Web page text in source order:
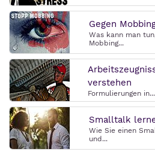
Gegen
Was kann man
Mobbing...
verstehen
Formulierungen in...
Smalltalk
Wie Sie einen
und...